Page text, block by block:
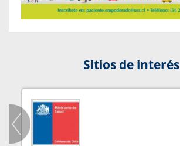
Sitios de interés